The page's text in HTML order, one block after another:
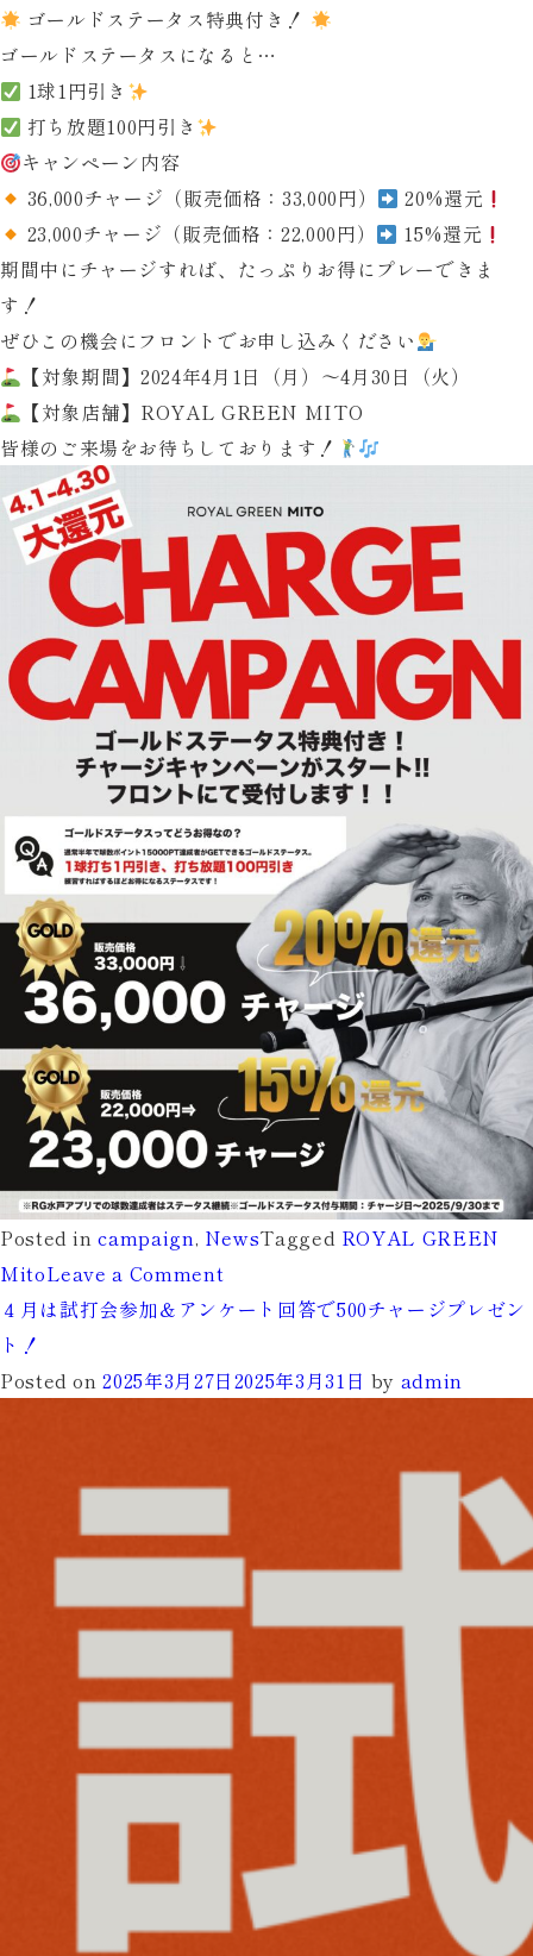
一
緒
て
み
ま
ん
か？
／
ROYAL
Mito
ゴ
ル
フ
ス
ク
ー
ル
お
友
達
介
キ
ャ
ン
ペ
ー
ン
実
施
ゴールドステータス特典付き！
ゴールドステータスになると…
1球1円引き
打ち放題100円引き
キャンペーン内容
36,000チャージ （販売価格：33,000円）
20%還元
23,000チャージ （販売価格：22,000円）
15%還元
期間中にチャージすれば、たっぷりお得にプレーできま
す！
ぜひこの機会にフロントでお申し込みください
【対象期間】2024年4月1日（月）〜4月30日（火）
【対象店舗】ROYAL GREEN MITO
皆様のご来場をお待ちしております！
Posted incampaign, NewsTagged ROYAL GREEN
MitoLeave a Commenton
GREEN
月
定
ャ
ジ
ャ
ー
４月は試打会参加＆アンケート回答で500チャージプレゼン
ト！
Posted on2025年3月27日2025年3月31日 by admin